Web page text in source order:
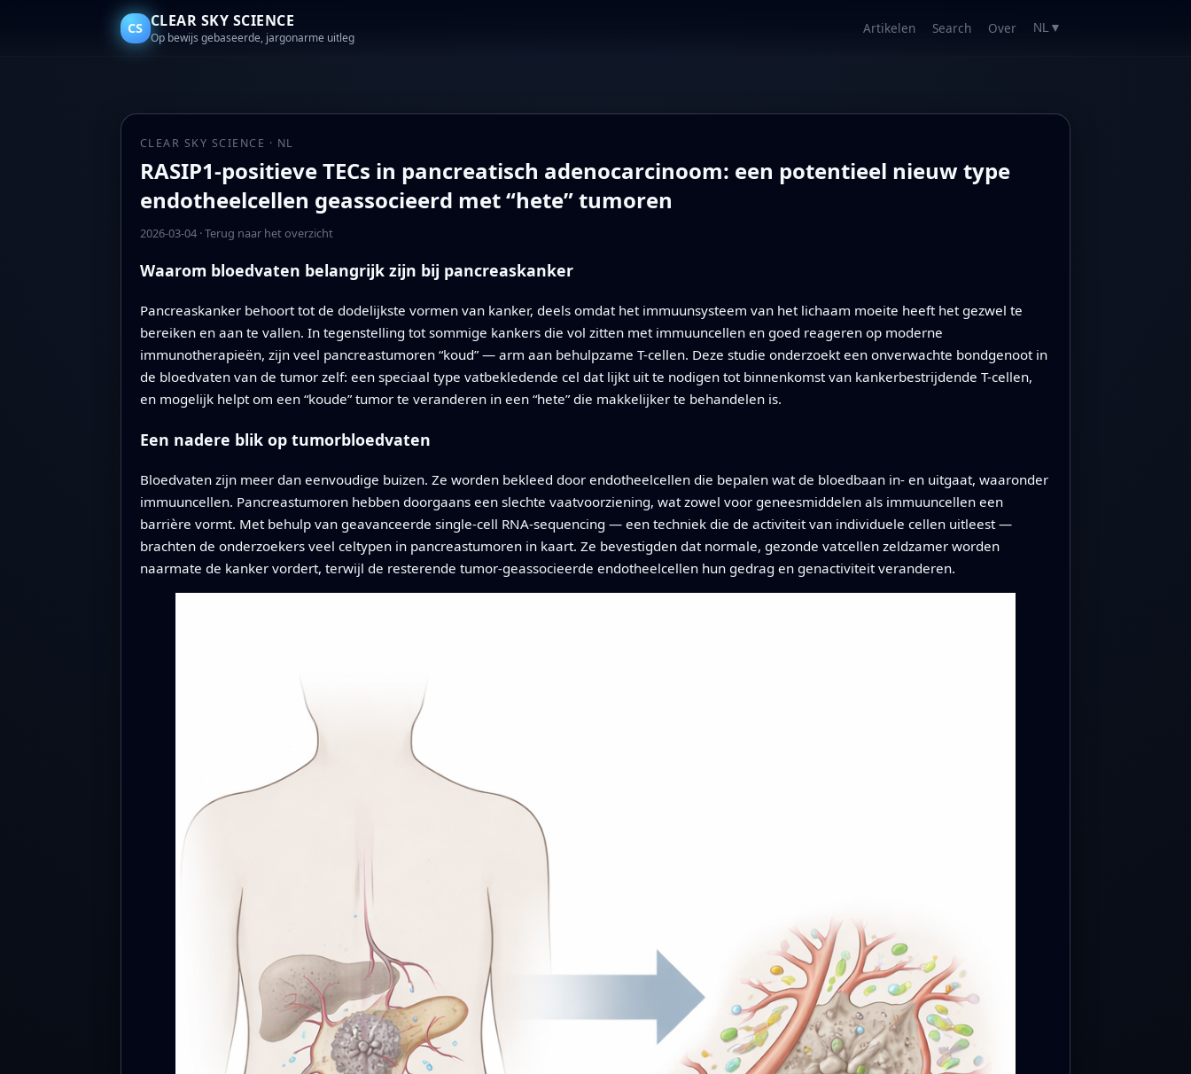
CS CLEAR SKY SCIENCE
Op bewijs gebaseerde, jargonarme uitleg
Artikelen Search Over NL ▼
CLEAR SKY SCIENCE · NL
RASIP1-positieve TECs in pancreatisch adenocarcinoom: een potentieel nieuw type
endotheelcellen geassocieerd met “hete” tumoren
2026-03-04·Terug naar het overzicht
Waarom bloedvaten belangrijk zijn bij pancreaskanker
Pancreaskanker behoort tot de dodelijkste vormen van kanker, deels omdat het immuunsysteem van het lichaam moeite heeft het gezwel te
bereiken en aan te vallen. In tegenstelling tot sommige kankers die vol zitten met immuuncellen en goed reageren op moderne
immunotherapieën, zijn veel pancreastumoren “koud” — arm aan behulpzame T-cellen. Deze studie onderzoekt een onverwachte bondgenoot in
de bloedvaten van de tumor zelf: een speciaal type vatbekledende cel dat lijkt uit te nodigen tot binnenkomst van kankerbestrijdende T-cellen,
en mogelijk helpt om een “koude” tumor te veranderen in een “hete” die makkelijker te behandelen is.
Een nadere blik op tumorbloedvaten
Bloedvaten zijn meer dan eenvoudige buizen. Ze worden bekleed door endotheelcellen die bepalen wat de bloedbaan in- en uitgaat, waaronder
immuuncellen. Pancreastumoren hebben doorgaans een slechte vaatvoorziening, wat zowel voor geneesmiddelen als immuuncellen een
barrière vormt. Met behulp van geavanceerde single-cell RNA-sequencing — een techniek die de activiteit van individuele cellen uitleest —
brachten de onderzoekers veel celtypen in pancreastumoren in kaart. Ze bevestigden dat normale, gezonde vatcellen zeldzamer worden
naarmate de kanker vordert, terwijl de resterende tumor-geassocieerde endotheelcellen hun gedrag en genactiviteit veranderen.